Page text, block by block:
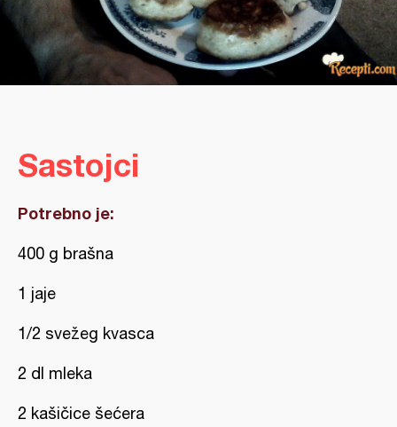
Sastojci
Potrebno je:
400 g brašna
1 jaje
1/2 svežeg kvasca
2 dl mleka
2 kašičice šećera